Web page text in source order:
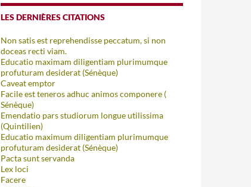
LES DERNIÈRES CITATIONS
Non satis est reprehendisse peccatum, si non
doceas recti viam.
Educatio maximam diligentiam plurimumque
profuturam desiderat (Sénèque)
Caveat emptor
Facile est teneros adhuc animos componere (
Sénèque)
Emendatio pars studiorum longue utilissima
(Quintilien)
Educatio maximum diligentiam plurimumque
profuturam desiderat (Sénèque)
Pacta sunt servanda
Lex loci
Facere